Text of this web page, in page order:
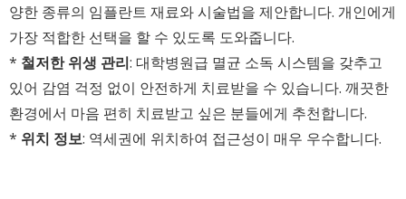
양한 종류의 임플란트 재료와 시술법을 제안합니다. 개인에게
가장 적합한 선택을 할 수 있도록 도와줍니다.
* 철저한 위생 관리: 대학병원급 멸균 소독 시스템을 갖추고
있어 감염 걱정 없이 안전하게 치료받을 수 있습니다. 깨끗한
환경에서 마음 편히 치료받고 싶은 분들에게 추천합니다.
* 위치 정보: 역세권에 위치하여 접근성이 매우 우수합니다.